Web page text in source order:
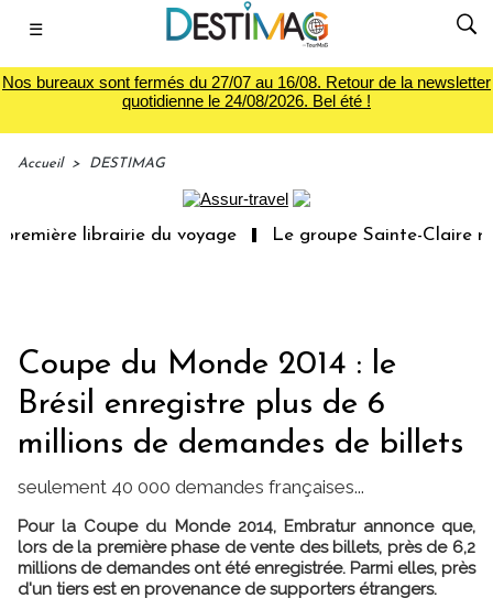
☰
Nos bureaux sont fermés du 27/07 au 16/08. Retour de la newsletter
quotidienne le 24/08/2026. Bel été !
Accueil > DESTIMAG
librairie du voyage Le groupe Sainte-Claire
Coupe du Monde 2014 : le
Brésil enregistre plus de 6
millions de demandes de billets
seulement 40 000 demandes françaises...
Pour la Coupe du Monde 2014, Embratur annonce que,
lors de la première phase de vente des billets, près de 6,2
millions de demandes ont été enregistrée. Parmi elles, près
d'un tiers est en provenance de supporters étrangers.